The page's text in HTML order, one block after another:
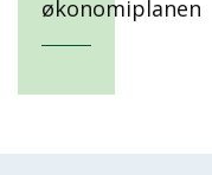
økonomiplanen